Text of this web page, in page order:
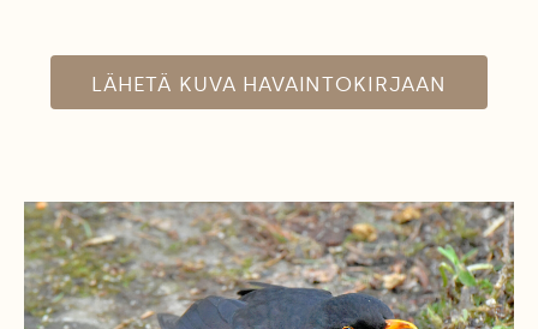
LÄHETÄ KUVA HAVAINTOKIRJAAN